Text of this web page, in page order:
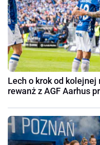
Lech o krok od
rewanż z AGF Aarhus